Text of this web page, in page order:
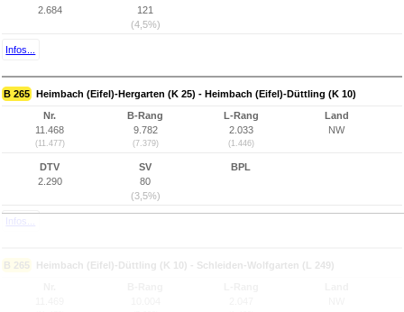
2.684
121
(4,5%)
Infos...
B 265 Heimbach (Eifel)-Hergarten (K 25) - Heimbach (Eifel)-Düttling (K 10)
Nr.
11.468
(11.477)
B-Rang
9.782
(7.379)
L-Rang
2.033
(1.446)
Land
NW
DTV
2.290
SV
80
(3,5%)
BPL
Infos...
B 265 Heimbach (Eifel)-Düttling (K 10) - Schleiden-Wolfgarten (L 249)